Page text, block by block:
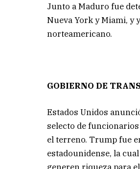
Junto a Maduro fue
Nueva York y Miami, y
norteamericano.
GOBIERNO DE
Estados Unidos
selecto de
el terreno. Trump fue
estadounidense, la